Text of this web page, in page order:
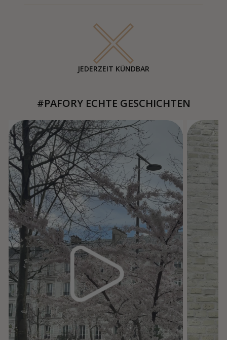
JEDERZEIT KÜNDBAR
#PAFORY ECHTE GESCHICHTEN